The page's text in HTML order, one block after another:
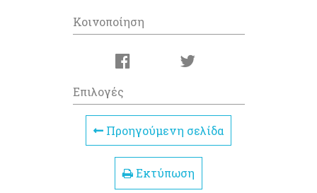
Κοινοποίηση
Επιλογές
Προηγούμενη σελίδα
Εκτύπωση